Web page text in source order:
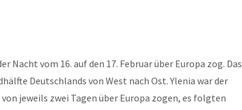
Nacht vom 16. auf den 17. Februar über Europa zog. Das
Deutschlands von West nach Ost. Ylenia war der
jeweils zwei Tagen über Europa zogen, es folgten